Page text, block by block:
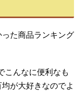
た商品ランキング
こんなに便利なも
が大好きなのでよ